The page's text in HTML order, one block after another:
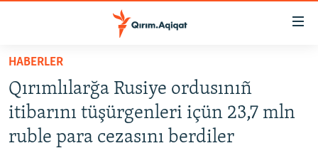
Esas
qaytmaq
Baş
navigatsiyağa
qaytmaq
HABERLER
SİYASET
İQTİSADİYAT
HABERLER
Qırımlılarğa Rusiye ordusınıñ
itibarını tüşürgenleri içün 23,7 mln
ruble para cezasını berdiler